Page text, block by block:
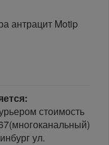
антрацит Motip
стоимость
ул.